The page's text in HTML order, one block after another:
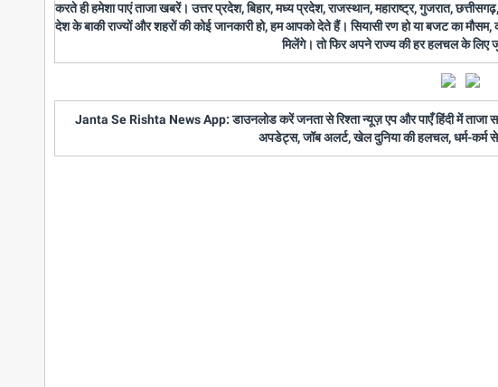
करते ही हमेशा पाएं ताजा खबरें। उत्तर प्रदेश, बिहार, मध्य प्रदेश, राजस्थान, महाराष्ट्र, गुजरात,
देश के बाकी राज्यों और शहरों की कोई जानकारी हो, हम आपको देते हैं। सियासी रण हो या बजट का
मिलेंगे। तो फिर अपने राज्य की हर हलचल के लिए
Janta Se Rishta News App: डाउनलोड करें जनता से रिश्ता न्यूज़ एप और पाएँ हिंदी में ताजा
अपडेट्स, जॉब अलर्ट, खेल दुनिया की हलचल, धर्म-कर्म